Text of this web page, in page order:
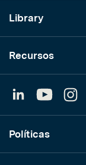
Library
Recursos
YouTube
Políticas